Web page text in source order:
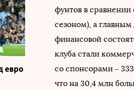
евро
фунтов в
сезоном), а
финансовой
клуба стали
со спонсорами –
что на 30,4 млн